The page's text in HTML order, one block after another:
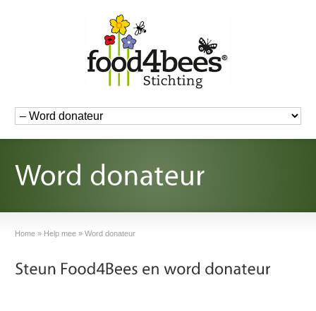
Home » Help mee » Word donateur